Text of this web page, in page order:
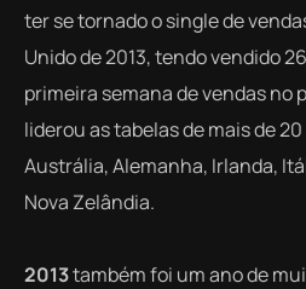
ter se tornado osinglede
Unido de 2013, tendo vendido
primeira semana de vendas no
liderou as tabelas de mais de
Austrália, Alemanha, Irlanda,
Nova Zelândia.
2013também foi um ano de